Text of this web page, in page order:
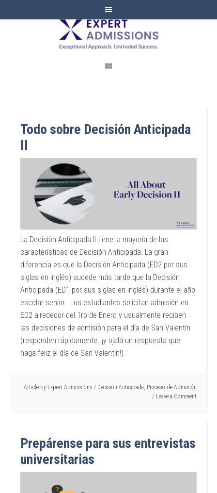
EXPERT
ADMISSIONS
Todo sobre Decisión Anticipada
II
La Decisión Anticipada II tiene la mayoría de las
características de Decisión Anticipada. La gran
diferencia es que la Decisión Anticipada (ED2 por sus
siglas en inglés) sucede más tarde que la Decisión
Anticipada (ED1 por sus siglas en inglés) durante el año
escolar senior. Los estudiantes solicitan admisión en
ED2 alrededor del 1ro de Enero y usualmente reciben
las decisiones de admisión para el día de San Valentín
(responden rápidamente…¡y ojalá un respuesta que
haga feliz el día de San Valentín!).
Article by Expert Admissions / Decisión Anticipada Proceso de Admisión
Leave a Comment
Prepárense para sus entrevistas
universitarias